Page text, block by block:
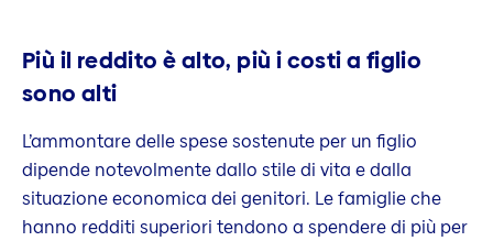
Più il reddito è alto, più i costi a figlio
sono alti
L’ammontare delle spese sostenute per un figlio
dipende notevolmente dallo stile di vita e dalla
situazione economica dei genitori. Le famiglie che
hanno redditi superiori tendono a spendere di più per